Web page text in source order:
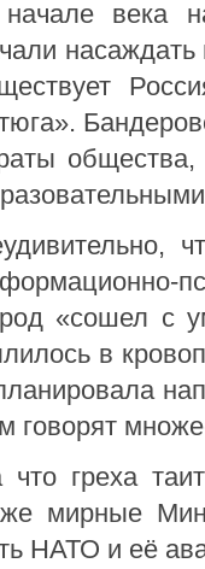
века
общества,
«сошел с
в
говорят
что греха
мирные
НАТО и её